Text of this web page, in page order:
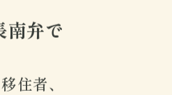
南弁で
住者、